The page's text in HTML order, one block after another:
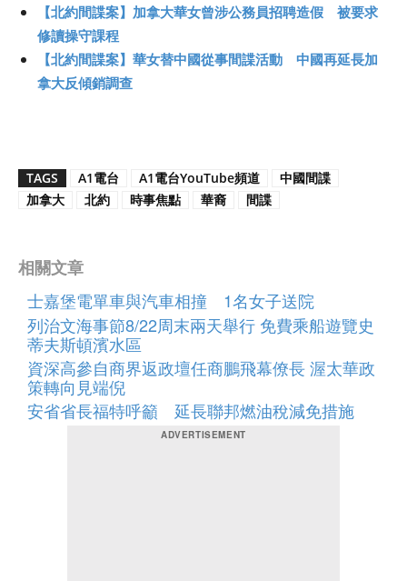
【北約間諜案】加拿大華女曾涉公務員招聘造假 被要求
修讀操守課程
【北約間諜案】華女替中國從事間諜活動 中國再延長加
拿大反傾銷調查
TAGS A1電台 A1電台YouTube頻道
中國間諜
加拿大
北約 時事焦點 華裔 間諜
相關文章
士嘉堡電單車與汽車相撞 1名女子送院
列治文海事節8/22周末兩天舉行 免費乘船遊覽史
蒂夫斯頓濱水區
資深高參自商界返政壇任商鵬飛幕僚長 渥太華政
策轉向見端倪
安省省長福特呼籲 延長聯邦燃油稅減免措施